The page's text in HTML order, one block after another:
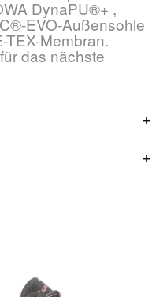
DynaPU®+ ,
EVO-Außensohle
TEX-Membran.
das nächste